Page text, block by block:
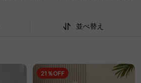
並べ替え
21％OFF